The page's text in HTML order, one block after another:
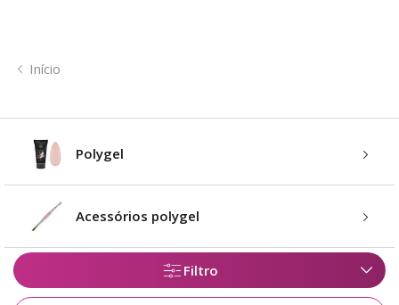
Início
Polygel
Acessórios polygel
Filtro